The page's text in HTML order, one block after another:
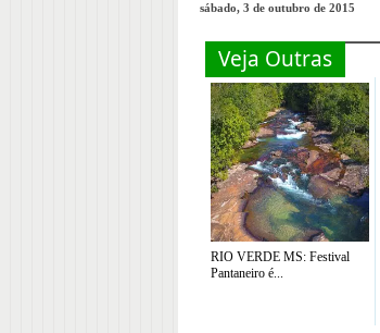
sábado, 3 de outubro de 2015
Veja Outras
RIO VERDE MS: Festival
Pantaneiro é...